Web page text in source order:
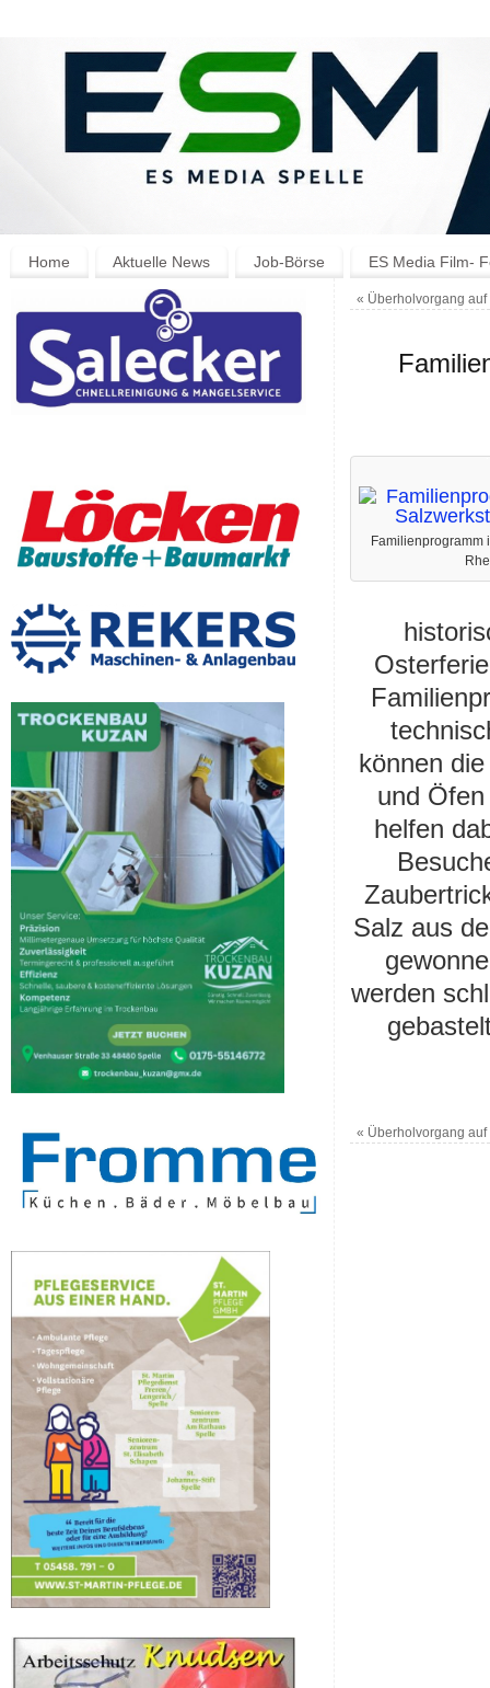
Home Aktuelle News Job-Börse ES Media Film-
« Überholvorgang auf
Familienprogramm
können
und
helfen
Salz aus
werden
« Überholvorgang auf